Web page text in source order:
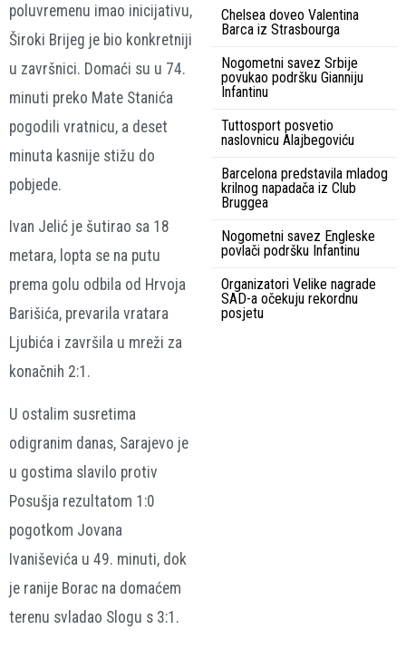
poluvremenu imao inicijativu,
Široki Brijeg je bio konkretniji
u završnici. Domaći su u 74.
minuti preko Mate Stanića
pogodili vratnicu, a deset
minuta kasnije stižu do
pobjede.
Ivan Jelić je šutirao sa 18
metara, lopta se na putu
prema golu odbila od Hrvoja
Barišića, prevarila vratara
Ljubića i završila u mreži za
konačnih 2:1.
U ostalim susretima
odigranim danas, Sarajevo je
u gostima slavilo protiv
Posušja rezultatom 1:0
pogotkom Jovana
Ivaniševića u 49. minuti, dok
je ranije Borac na domaćem
terenu svladao Slogu s 3:1.
Chelsea doveo Valentina
Barca iz Strasbourga
Nogometni savez Srbije
povukao podršku Gianniju
Infantinu
Tuttosport posvetio
naslovnicu Alajbegoviću
Barcelona predstavila mladog
krilnog napadača iz Club
Bruggea
Nogometni savez Engleske
povlači podršku Infantinu
Organizatori Velike nagrade
SAD-a očekuju rekordnu
posjetu